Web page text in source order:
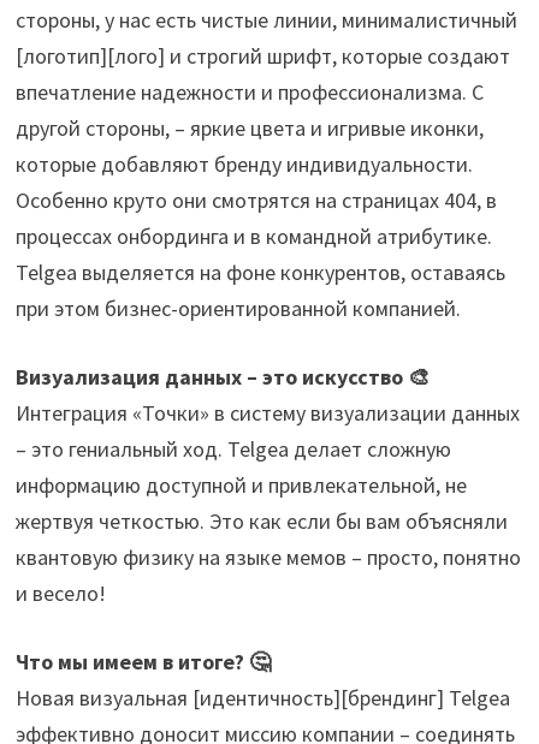
стороны, у нас есть чистые линии, минималистичный
[логотип][лого] и строгий шрифт, которые создают
впечатление надежности и профессионализма. С
другой стороны, – яркие цвета и игривые иконки,
которые добавляют бренду индивидуальности.
Особенно круто они смотрятся на страницах 404, в
процессах онбординга и в командной атрибутике.
Telgea выделяется на фоне конкурентов, оставаясь
при этом бизнес-ориентированной компанией.
Визуализация данных – это искусство 🎨
Интеграция «Точки» в систему визуализации данных
– это гениальный ход. Telgea делает сложную
информацию доступной и привлекательной, не
жертвуя четкостью. Это как если бы вам объясняли
квантовую физику на языке мемов – просто, понятно
и весело!
Что мы имеем в итоге? 🤔
Новая визуальная [идентичность][брендинг] Telgea
эффективно доносит миссию компании – соединять